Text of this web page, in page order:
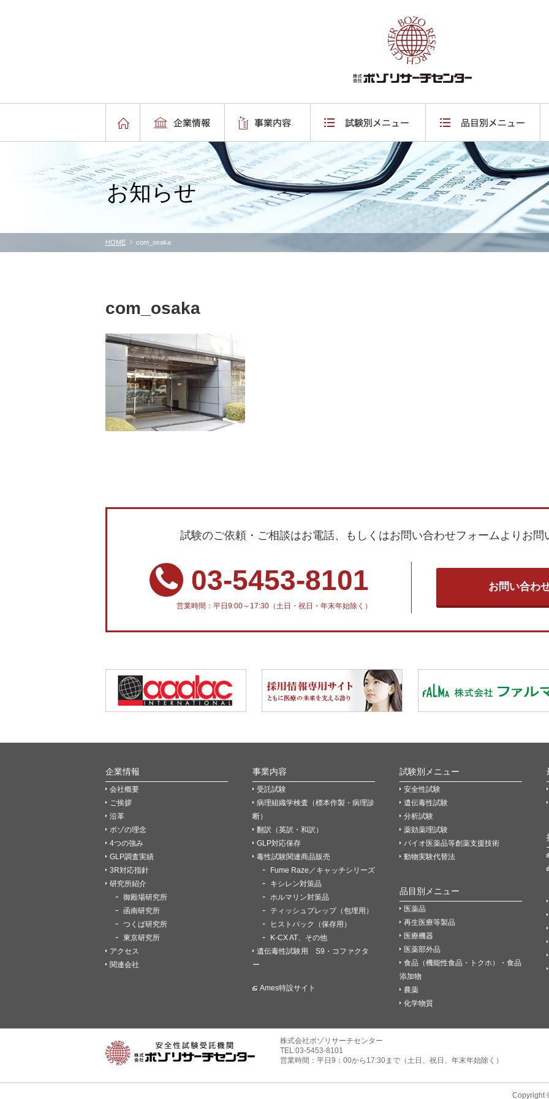
お知らせ
HOME com_osaka
com_osaka
試験のご依頼・ご相談はお電話、もしくはお問い合わせフォームよりお問
03-5453-8101
営業時間：平日9:00～17:30（土日・祝日・年末年始除く）
お問い合わ
企業情報
会社概要
ご挨拶
沿革
ボゾの理念
4つの強み
GLP調査実績
3R対応指針
研究所紹介
御殿場研究所
函南研究所
つくば研究所
東京研究所
アクセス
関連会社
事業内容
受託試験
病理組織学検査（標本作製・病理診
断）
翻訳（英訳・和訳）
GLP対応保存
毒性試験関連商品販売
Fume Raze／キャッチシリーズ
キシレン対策品
ホルマリン対策品
ティッシュプレップ（包埋用）
ヒストパック（保存用）
K-CX AT、その他
遺伝毒性試験用 S9・コファクタ
ー
Ames特設サイト
試験別メニュー
安全性試験
遺伝毒性試験
分析試験
薬効薬理試験
バイオ医薬品等創薬支援技術
動物実験代替法
品目別メニュー
医薬品
再生医療等製品
医療機器
医薬部外品
食品（機能性食品・トクホ）・食品
添加物
農薬
化学物質
株式会社ボゾリサーチセンター
TEL:03-5453-8101
営業時間：平日9：00から17:30まで（土日、祝日、年末年始除く）
Copyright